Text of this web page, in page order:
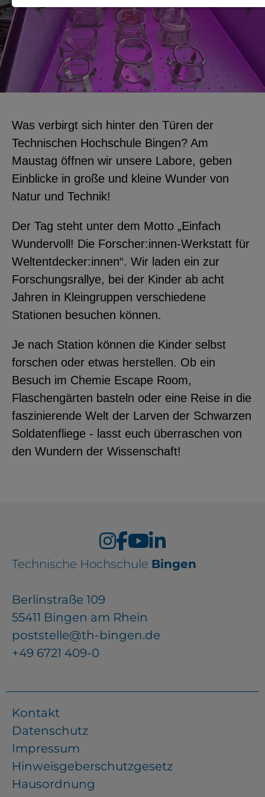
Was verbirgt sich hinter den Türen der
Technischen Hochschule Bingen? Am
Maustag öffnen wir unsere Labore, geben
Einblicke in große und kleine Wunder von
Natur und Technik!
Der Tag steht unter dem Motto „Einfach
Wundervoll! Die Forscher:innen-Werkstatt für
Weltentdecker:innen“. Wir laden ein zur
Forschungsrallye, bei der Kinder ab acht
Jahren in Kleingruppen verschiedene
Stationen besuchen können.
Je nach Station können die Kinder selbst
forschen oder etwas herstellen. Ob ein
Besuch im Chemie Escape Room,
Flaschengärten basteln oder eine Reise in die
faszinierende Welt der Larven der Schwarzen
Soldatenfliege - lasst euch überraschen von
den Wundern der Wissenschaft!
Technische Hochschule Bingen
Berlinstraße 109
55411 Bingen am Rhein
poststelle@th-bingen.de
+49 6721 409-0
Kontakt
Datenschutz
Impressum
Hinweisgeberschutzgesetz
Hausordnung
Notwendige Cookies zur Session-
Verwaltung und für die generelle
Funktionalität der Seite (immer
notwendig).
EXTERNE MEDIEN
Seitenspezifische Erfassung von
Benutzerdaten durch
Drittanbieter, bspw. über das
Standortdaten oder
Stellenanzeigen.
YouTube